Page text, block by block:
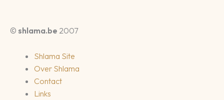
© shlama.be 2007
Shlama Site
Over Shlama
Contact
Links